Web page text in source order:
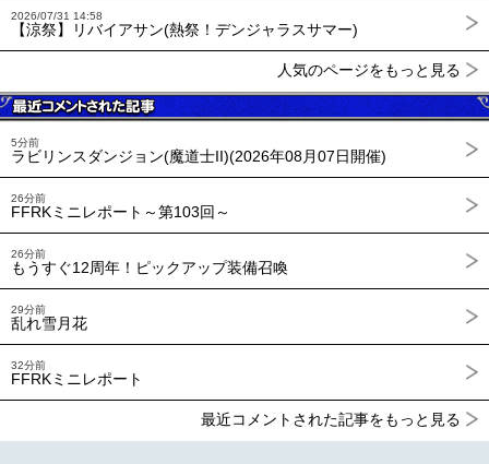
2026/07/31 14:58
【涼祭】リバイアサン(熱祭！デンジャラスサマー)
人気のページをもっと見る
5分前
ラビリンスダンジョン(魔道士II)(2026年08月07日開催)
26分前
FFRKミニレポート～第103回～
26分前
もうすぐ12周年！ピックアップ装備召喚
29分前
乱れ雪月花
32分前
FFRKミニレポート
最近コメントされた記事をもっと見る